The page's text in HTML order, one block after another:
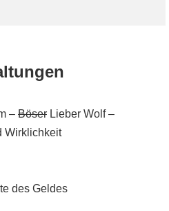
– Böser Lieber Wolf –
Wirklichkeit
des Geldes